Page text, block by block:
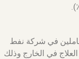
في شركة نفط
في الخارج وذلك